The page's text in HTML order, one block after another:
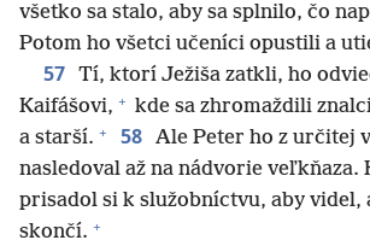
všetko sa stalo, aby sa splnilo, čo
Potom ho všetci učeníci opustili a
57 Tí, ktorí Ježiša zatkli, ho
Kaifášovi, + kde sa zhromaždili
a starší. + 58 Ale Peter ho z určitej
nasledoval až na nádvorie veľkňaza.
prisadol si k služobníctvu, aby videl,
skončí. +